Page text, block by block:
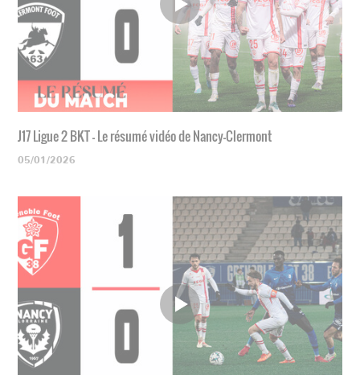
J17 Ligue 2 BKT - Le résumé vidéo de Nancy-Clermont
05/01/2026